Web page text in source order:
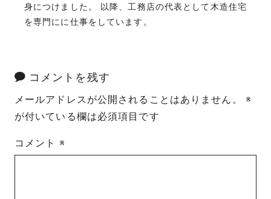
身につけました。 以降、工務店の代表として木造住宅
を専門にに仕事をしています。
コメントを残す
メールアドレスが公開されることはありません。
※
が付いている欄は必須項目です
コメント ※